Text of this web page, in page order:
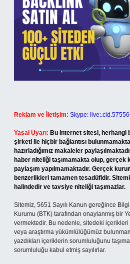
Reklam ve İletişim: Skype:
Yasal Uyarı: Bu internet sitesi, herhangi
şirketi ile hiçbir bağlantısı
hazırladığımız makaleler
haber niteliği taşımamakta olup, gerçek
paylaşım yapılmamaktadır. Gerçek
benzerlikleri tamamen tesadüfidir.
halindedir ve tavsiye niteliği taşımazlar.
Sitemiz, 5651 Sayılı Kanun gereğince
Kurumu (BTK) tarafından onaylanmış bir
vermektedir. Bu nedenle, sitedeki
veya araştırma yükümlülüğümüz
yazdıkları içeriklerin sorumluluğunu
sorumluluğu kabul etmiş sayılırlar.